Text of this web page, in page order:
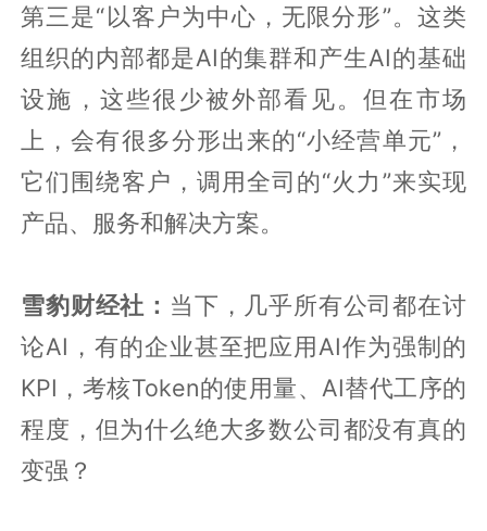
第三是“以客户为中心，无限分形”。这类
组织的内部都是AI的集群和产生AI的基础
设施，这些很少被外部看见。但在市场
上，会有很多分形出来的“小经营单元”，
它们围绕客户，调用全司的“火力”来实现
产品、服务和解决方案。
雪豹财经社： 当下，几乎所有公司都在讨
论AI，有的企业甚至把应用AI作为强制的
KPI，考核Token的使用量、AI替代工序的
程度，但为什么绝大多数公司都没有真的
变强？